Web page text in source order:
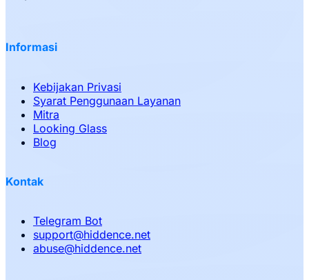
Informasi
Kebijakan Privasi
Syarat Penggunaan Layanan
Mitra
Looking Glass
Blog
Kontak
Telegram Bot
support@hiddence.net
abuse@hiddence.net